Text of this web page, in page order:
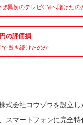
異例のテレビCMへ賭けたの
の評価損
で貫き続けたのか
式会社コウゾウを設立し
スマートフォンに完全特